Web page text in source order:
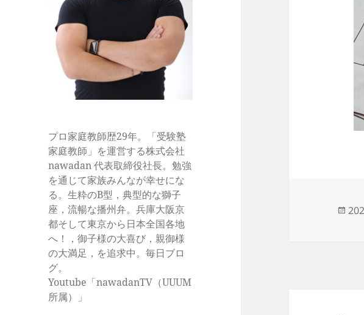
プロ家庭教師歴29年。「受験塾
家庭教師」を運営する株式会社
nawadan 代表取締役社長。勉強
を通じて家族みんなが幸せにな
る。生粋のB型，典型的な獅子
座，流暢な播州弁。兵庫大阪京
都そして東京から日本全国各地
へ！，御子様の大喜び，親御様
の大満足，を追求中。毎日ブロ
グ。
Youtube「nawadanTV（UUUM
所属）」
投